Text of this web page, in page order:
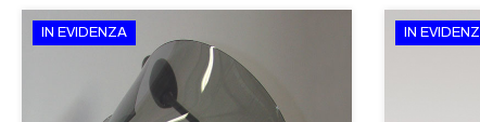
IN EVIDENZA IN